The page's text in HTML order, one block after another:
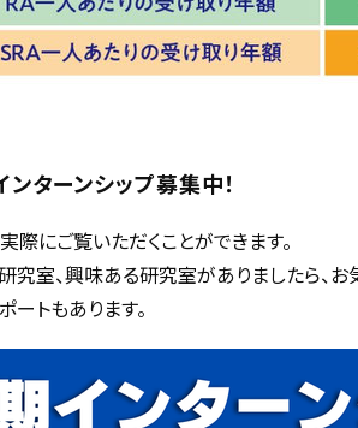
ンターンシップ募集中！
際にご覧いただくことができます。
究室、興味ある研究室がありましたら、お
ートもあります。